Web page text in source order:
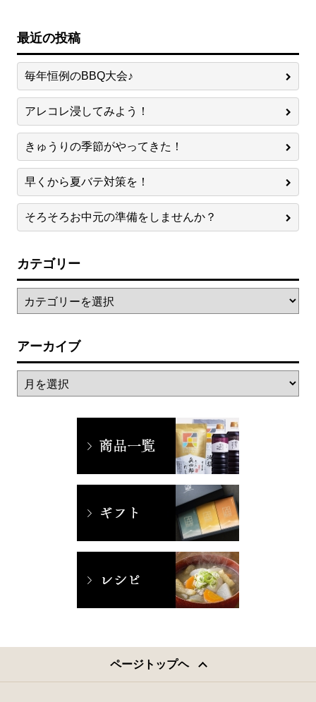
最近の投稿
毎年恒例のBBQ大会♪
アレコレ浸してみよう！
きゅうりの季節がやってきた！
早くから夏バテ対策を！
そろそろお中元の準備をしませんか？
カテゴリー
アーカイブ
ページトップヘ